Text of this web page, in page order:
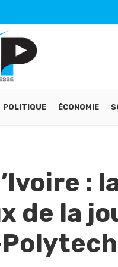
POLITIQUE ÉCONOMIE
:
de la